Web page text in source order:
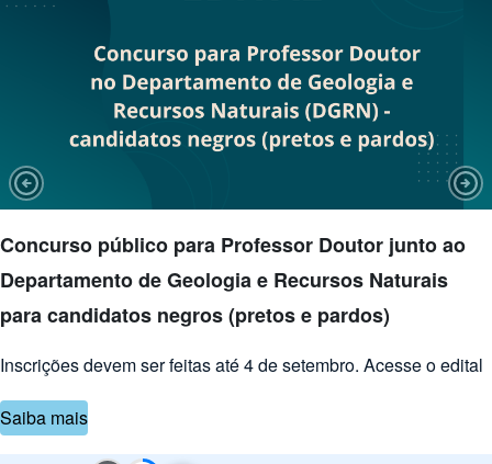
Concurso público para Professor Doutor junto ao
Departamento de Geologia e Recursos Naturais
para candidatos negros (pretos e pardos)
Inscrições devem ser feitas até 4 de setembro. Acesse o edital
Saiba mais
Previous Slide